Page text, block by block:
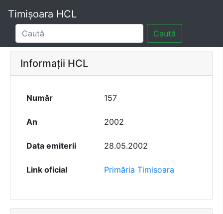
Timișoara HCL
Caută
Informații HCL
Număr 157
An 2002
Data emiterii 28.05.2002
Link oficial Primăria Timisoara